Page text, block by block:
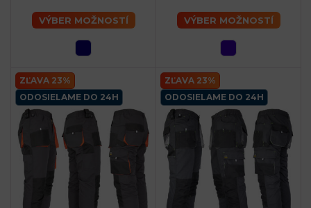
VÝBER MOŽNOSTÍ VÝBER MOŽNOSTÍ
ZĽAVA 23%
ODOSIELAME DO 24H
ZĽAVA 23%
ODOSIELAME DO 24H